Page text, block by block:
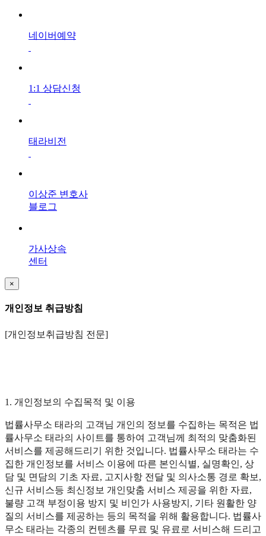
네이버예약
1:1 상담신청
태라비전
이상준 변호사
블로그
가사상속
센터
×
개인정보 취급방침
[개인정보취급방침 전문]
1. 개인정보의 수집목적 및 이용
법률사무소 태라의 고객님 개인의 정보를 수집하는 목적은 법
률사무소 태라의 사이트를 통하여 고객님께 최적의 맞춤화된
서비스를 제공해드리기 위한 것입니다. 법률사무소 태라는 수
집한 개인정보를 서비스 이용에 따른 본인식별, 실명확인, 상
담 및 면담의 기초 자료, 고지사항 전달 및 의사소통 경로 확보,
신규 서비스등 최신정보 개인맞춤 서비스 제공을 위한 자료,
불량 고객 부정이용 방지 및 비인가 사용방지, 기타 원활한 양
질의 서비스를 제공하는 등의 목적을 위해 활용합니다. 법률사
무소 태라는 각종의 컨텐츠를 무료 및 유료로 서비스해 드리고